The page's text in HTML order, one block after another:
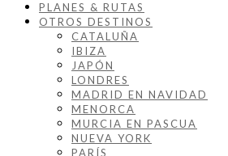
PLANES & RUTAS
OTROS DESTINOS
CATALUÑA
IBIZA
JAPÓN
LONDRES
MADRID EN NAVIDAD
MENORCA
MURCIA EN PASCUA
NUEVA YORK
PARÍS